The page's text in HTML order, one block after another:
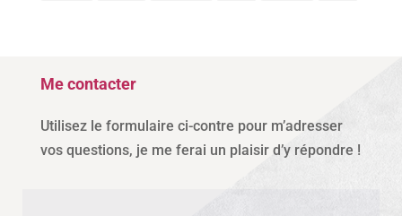
Me contacter
Utilisez le formulaire ci-contre pour m’adresser
vos questions, je me ferai un plaisir d’y répondre !